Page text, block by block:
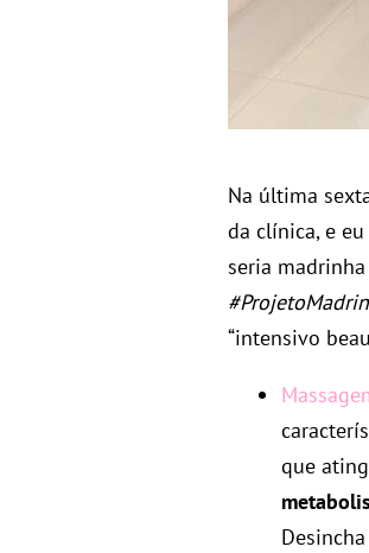
Na última
da clínica, e
seria
“intensivo
que